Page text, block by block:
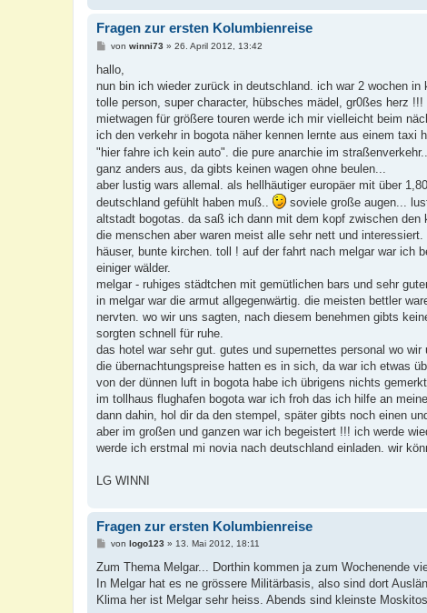
Fragen zur ersten Kolumbienreise
B
i
r
a
von winni73 » 26. April 2012, 13:42
hallo,
nun bin ich wieder zurück in deutschland. ich war 2 wochen
tolle person, super character, hübsches mädel, gr0ßes herz
mietwagen für größere touren werde ich mir vielleicht beim
ich den verkehr in bogota näher kennen lernte aus einem taxi
"hier fahre ich kein auto". die pure anarchie im
ganz anders aus, da gibts keinen wagen ohne beulen...
aber lustig wars allemal. als hellhäutiger europäer mit über
deutschland gefühlt haben muß..
soviele große augen...
altstadt bogotas. da saß ich dann mit dem kopf zwischen den
die menschen aber waren meist alle sehr nett und
häuser, bunte kirchen. toll ! auf der fahrt nach melgar war ich
einiger wälder.
melgar - ruhiges städtchen mit gemütlichen bars und sehr
in melgar war die armut allgegenwärtig. die meisten bettler
nervten. wo wir uns sagten, nach diesem benehmen gibts
sorgten schnell für ruhe.
das hotel war sehr gut. gutes und supernettes personal wo
die übernachtungspreise hatten es in sich, da war ich etwas
von der dünnen luft in bogota habe ich übrigens nichts
im tollhaus flughafen bogota war ich froh das ich hilfe an
dann dahin, hol dir da den stempel, später gibts noch einen
aber im großen und ganzen war ich begeistert !!! ich werde
werde ich erstmal mi novia nach deutschland einladen. wir
LG WINNI
Fragen zur ersten Kolumbienreise
B
i
a
von logo123 » 13. Mai 2012, 18:11
Zum Thema Melgar... Dorthin kommen ja zum Wochenende
In Melgar hat es ne grössere Militärbasis, also sind dort
Klima her ist Melgar sehr heiss. Abends sind kleinste